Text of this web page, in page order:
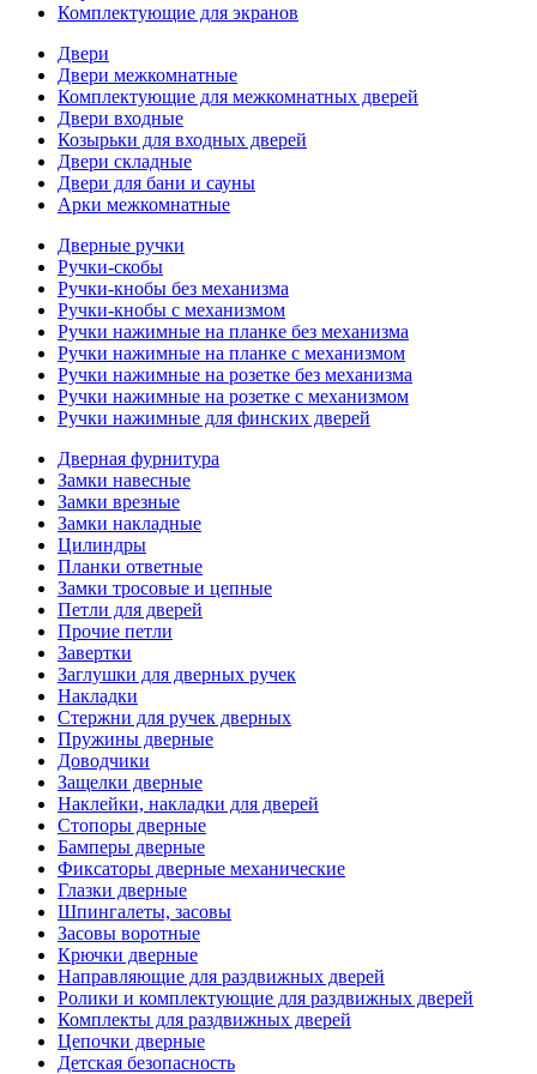
Комплектующие для экранов
Двери
Двери межкомнатные
Комплектующие для межкомнатных дверей
Двери входные
Козырьки для входных дверей
Двери складные
Двери для бани и сауны
Арки межкомнатные
Дверные ручки
Ручки-скобы
Ручки-кнобы без механизма
Ручки-кнобы с механизмом
Ручки нажимные на планке без механизма
Ручки нажимные на планке с механизмом
Ручки нажимные на розетке без механизма
Ручки нажимные на розетке с механизмом
Ручки нажимные для финских дверей
Дверная фурнитура
Замки навесные
Замки врезные
Замки накладные
Цилиндры
Планки ответные
Замки тросовые и цепные
Петли для дверей
Прочие петли
Завертки
Заглушки для дверных ручек
Накладки
Стержни для ручек дверных
Пружины дверные
Доводчики
Защелки дверные
Наклейки, накладки для дверей
Стопоры дверные
Бамперы дверные
Фиксаторы дверные механические
Глазки дверные
Шпингалеты, засовы
Засовы воротные
Крючки дверные
Направляющие для раздвижных дверей
Ролики и комплектующие для раздвижных дверей
Комплекты для раздвижных дверей
Цепочки дверные
Детская безопасность